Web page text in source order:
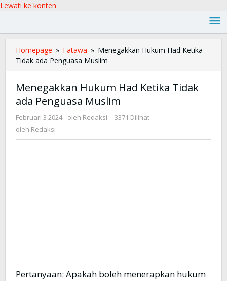
Lewati ke konten
Homepage » Fatawa » Menegakkan Hukum Had Ketika
Tidak ada Penguasa Muslim
Menegakkan Hukum Had Ketika Tidak
ada Penguasa Muslim
Februari 3 2024 oleh Redaksi- 3371 Dilihat
oleh Redaksi
Pertanyaan: Apakah boleh menerapkan hukum